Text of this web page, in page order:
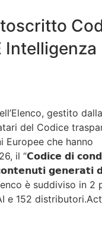
Intelligenza
gestito dalla
del Codice
Europee che hanno
il “𝗖𝗼𝗱𝗶𝗰𝗲 𝗱𝗶
𝗴𝗲𝗻𝗲𝗿𝗮𝘁𝗶
è suddiviso in 2
e 152